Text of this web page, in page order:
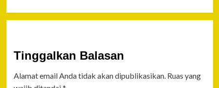
Tinggalkan Balasan
Alamat email Anda tidak akan dipublikasikan. Ruas yang